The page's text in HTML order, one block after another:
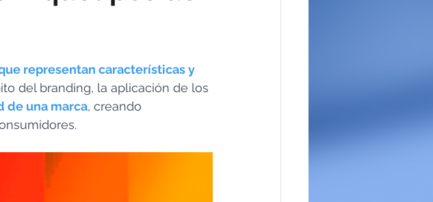
representan características y
del branding, la aplicación de los
de una marca, creando